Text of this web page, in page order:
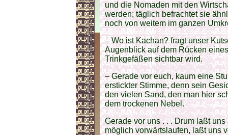
und die Nomaden mit den
werden; täglich befrachtet sie
noch von weitem im ganzen
– Wo ist Kachan? fragt unser
Augenblick auf dem Rücken
Trinkgefäßen sichtbar wird.
– Gerade vor euch, kaum eine
erstickter Stimme, denn sein
den vielen Sand, den man hier
dem trockenen Nebel.
Gerade vor uns . . . Drum laßt
möglich vorwärtslaufen, laßt uns